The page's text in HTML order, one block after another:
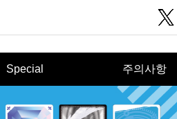
Special 주의사항